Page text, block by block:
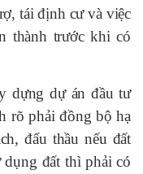
tái định cư và việc
thành trước khi có
dựng dự án đầu tư
rõ phải đồng bộ hạ
đấu thầu nếu đất
đất thì phải có